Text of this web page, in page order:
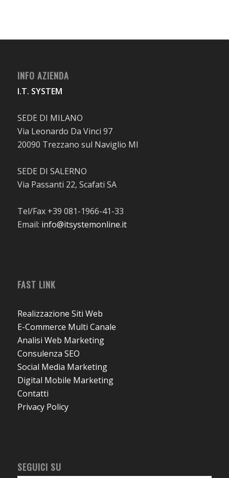
INFO AZIENDA
I.T. SYSTEM
SEDE DI MILANO
Via Leonardo Da Vinci 97
20090 Trezzano sul Naviglio MI
SEDE DI SALERNO
Via Passanti 22, Scafati SA
Tel/Fax +39 081-1966-41-33
Email: info@itsystemonline.it
FAST LINK
Realizzazione Siti Web
E-Commerce Multi Canale
Analisi Web Marketing
Consulenza SEO
Social Media Marketing
Digital Mobile Marketing
Contatti
Privacy Policy
SEGUICI SU